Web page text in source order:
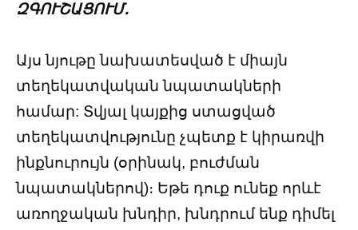
ԶԳՈՒՇԱՑՈՒՄ․
Այս նյութը նախատեսված է միայն
տեղեկատվական նպատակների
համար: Տվյալ կայքից ստացված
տեղեկատվությունը չպետք է կիրառվի
ինքնուրույն (օրինակ, բուժման
նպատակներով)։ Եթե դուք ունեք որևէ
առողջական խնդիր, խնդրում ենք դիմել